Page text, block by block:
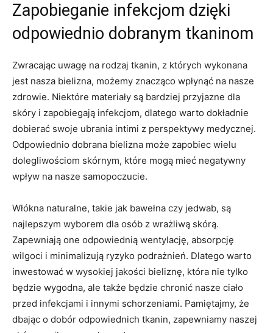
Zapobieganie infekcjom dzięki
odpowiednio dobranym tkaninom
Zwracając‌ uwagę na rodzaj tkanin, z których wykonana
jest⁣ nasza bielizna, możemy znacząco wpłynąć na nasze
zdrowie. Niektóre materiały są bardziej przyjazne dla
skóry‍ i​ zapobiegają infekcjom, dlatego warto dokładnie
‍dobierać swoje‌ ubrania intimi z perspektywy medycznej.
Odpowiednio dobrana bielizna może zapobiec wielu
dolegliwościom skórnym, które⁤ mogą mieć⁢ negatywny
⁣wpływ⁤ na nasze ‍samopoczucie.
Włókna naturalne, takie jak bawełna czy ‌jedwab, są
najlepszym wyborem dla osób z wrażliwą​ skórą.
⁢Zapewniają one ‍odpowiednią wentylację, absorpcję
wilgoci i minimalizują⁤ ryzyko podrażnień. Dlatego ‍warto
inwestować w wysokiej jakości bieliznę, która⁣ nie tylko
będzie wygodna, ⁢ale także będzie chronić ‍nasze ciało
przed ⁢infekcjami ​i ‌innymi ​schorzeniami. Pamiętajmy, że
dbając‍ o dobór odpowiednich tkanin, zapewniamy⁢ naszej